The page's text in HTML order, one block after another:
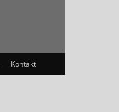
Kontakt